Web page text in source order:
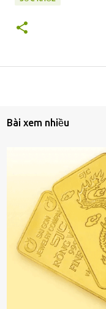
Bài xem nhiều